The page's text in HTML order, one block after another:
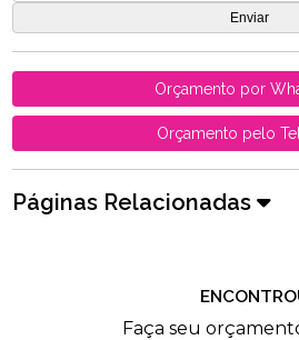
Orçamento por
Orçamento pelo
Páginas Relacionadas
Faça seu